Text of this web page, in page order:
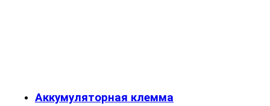
Аккумуляторная клемма